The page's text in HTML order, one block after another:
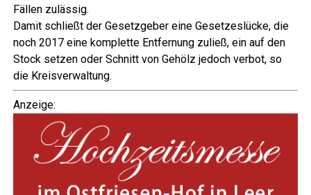
Fäl­len zulässig.
Damit schließt der Gesetz­ge­ber eine Geset­zes­lü­cke, die
noch 2017 eine kom­plet­te Ent­fer­nung zuließ, ein auf den
Stock set­zen oder Schnitt von Gehölz jedoch ver­bot, so
die Kreisverwaltung.
Anzei­ge: